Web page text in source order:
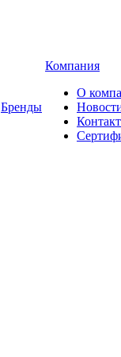
Бренды
Компания
О